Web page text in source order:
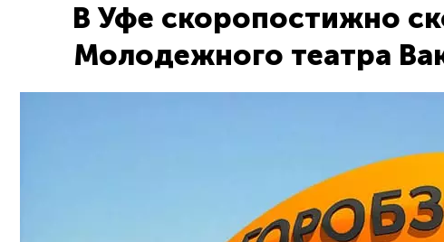
В Уфе скоропостижно
Молодежного театра